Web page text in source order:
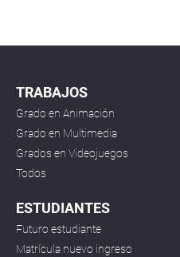
TRABAJOS
Grado en Animación
Grado en Multimedia
Grados en Videojuegos
Todos
ESTUDIANTES
Futuro estudiante
Matrícula nuevo ingreso